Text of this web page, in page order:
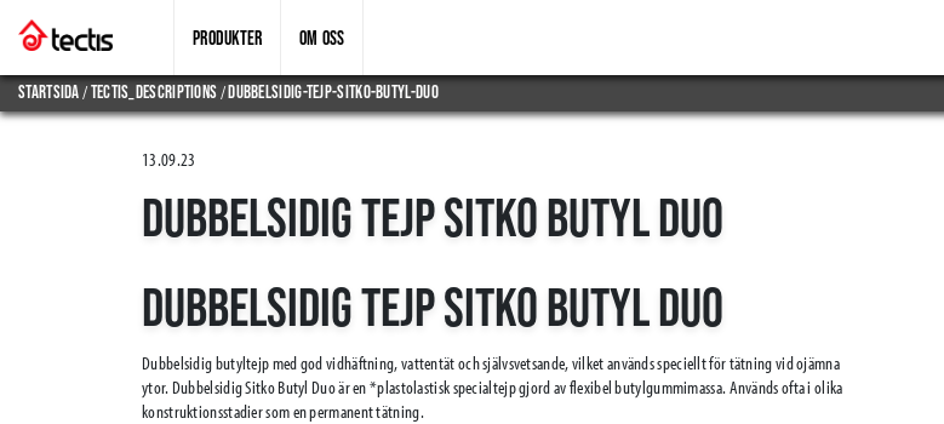
PRODUKTER OM OSS
Startsida/tectis_descriptions/dubbelsidig-tejp-sitko-butyl-duo
13.09.23
DUBBELSIDIG TEJP SITKO BUTYL DUO
DUBBELSIDIG TEJP SITKO BUTYL DUO
Dubbelsidig butyltejp med god vidhäftning, vattentät och självsvetsande, vilket används speciellt för tätning vid ojämna
ytor. Dubbelsidig Sitko Butyl Duo är en *plastolastisk specialtejp gjord av flexibel butylgummimassa. Används ofta i olika
konstruktionsstadier som en permanent tätning.